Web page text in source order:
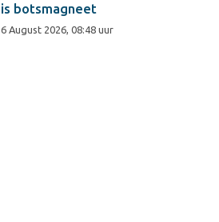
is botsmagneet
6 August 2026, 08:48 uur